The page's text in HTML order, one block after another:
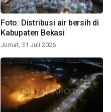
Foto: Distribusi air bersih di
Kabupaten Bekasi
Jumat, 31 Juli 2026